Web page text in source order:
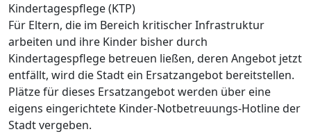
Kindertagespflege (KTP)
Für Eltern, die im Bereich kritischer Infrastruktur
arbeiten und ihre Kinder bisher durch
Kindertagespflege betreuen ließen, deren Angebot jetzt
entfällt, wird die Stadt ein Ersatzangebot bereitstellen.
Plätze für dieses Ersatzangebot werden über eine
eigens eingerichtete Kinder-Notbetreuungs-Hotline der
Stadt vergeben.